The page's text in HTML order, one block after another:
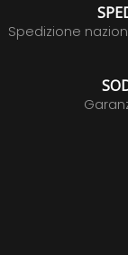
Spedizione